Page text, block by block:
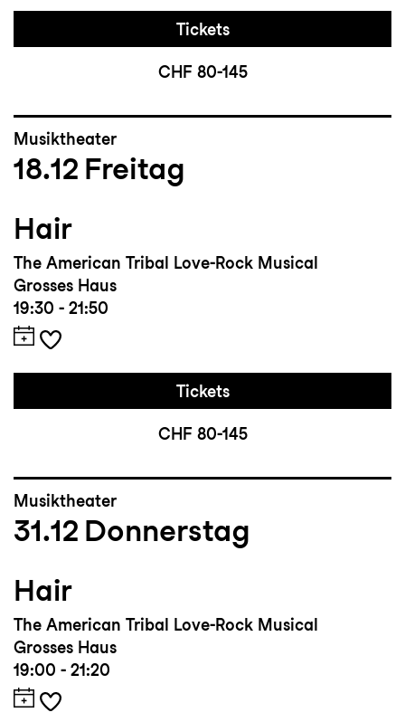
Tickets
CHF 80-145
Musiktheater
18.12 Freitag
Hair
The American Tribal Love-Rock Musical
Grosses Haus
19:30 - 21:50
Tickets
CHF 80-145
Musiktheater
31.12 Donnerstag
Hair
The American Tribal Love-Rock Musical
Grosses Haus
19:00 - 21:20